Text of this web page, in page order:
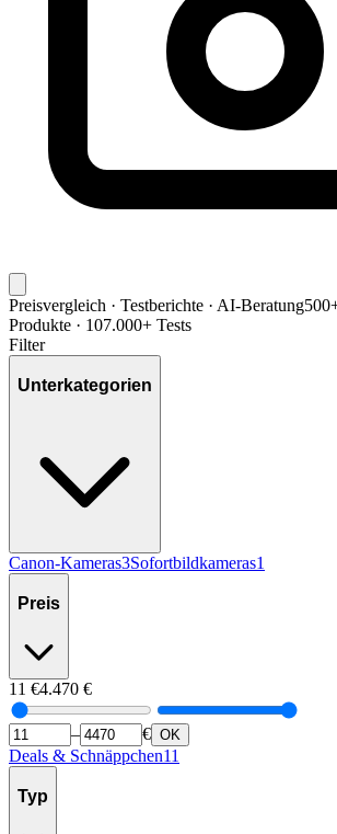
Preisvergleich · Testberichte · AI-Beratung
Produkte · 107.000+ Tests
Filter
Unterkategorien
Canon-Kameras3Sofortbildkameras1
Preis
11 €4.470 €
– € OK
Deals & Schnäppchen11
Typ